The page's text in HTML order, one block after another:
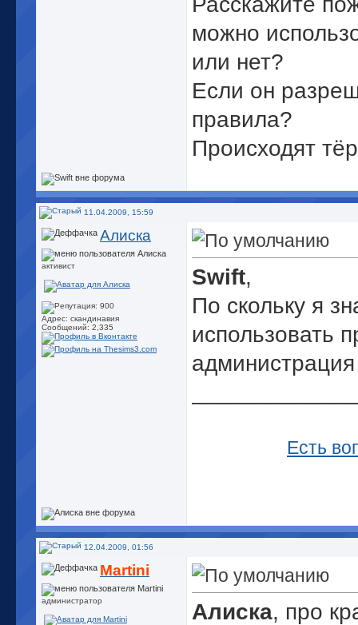
можно
или нет?
Если он
правила?
Происходят
11.04.2009, 15:59
Алиска
активист
Адрес: скандинавия
Сообщений: 2,335
Swift,
По скольку я
использовать
Есть
12.04.2009, 01:56
Martini
администратор Алиска, про